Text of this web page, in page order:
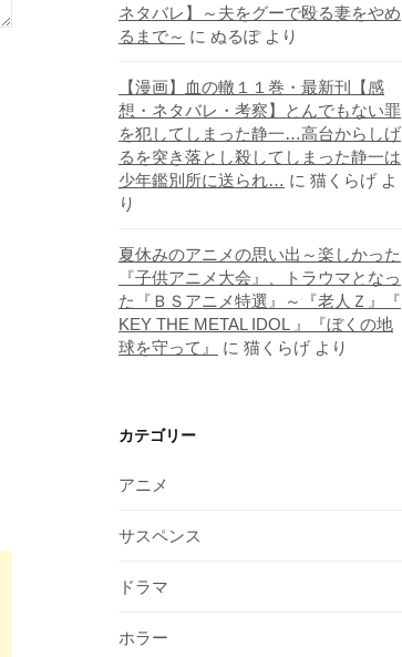
ネタバレ】～夫をグーで殴る妻をやめ
るまで～ に ぬるぽより
【漫画】血の轍１１巻・最新刊【感
想・ネタバレ・考察】とんでもない罪
を犯してしまった静一…高台からしげ
るを突き落とし殺してしまった静一は
少年鑑別所に送られ… に 猫くらげ よ
り
夏休みのアニメの思い出～楽しかった
『子供アニメ大会』、トラウマとなっ
た『ＢＳアニメ特選』～『老人Ｚ』『
KEY THE METAL IDOL 』『ぼくの地
球を守って』
に 猫くらげ より
カテゴリー
アニメ
サスペンス
ドラマ
ホラー